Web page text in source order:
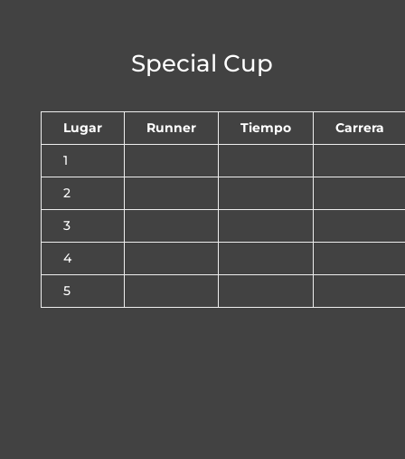
Special Cup
Lugar Runner Tiempo
Carrera
1
2
3
4
5